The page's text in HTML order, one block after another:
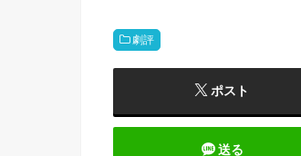
劇評
ポスト
送る